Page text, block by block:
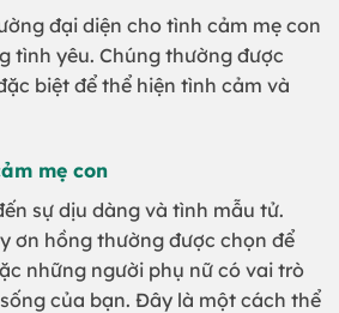
đại diện cho tình cảm mẹ con
tình yêu. Chúng thường được
biệt để thể hiện tình cảm và
mẹ con
sự dịu dàng và tình mẫu tử.
ơn hồng thường được chọn để
những người phụ nữ có vai trò
của bạn. Đây là một cách thể